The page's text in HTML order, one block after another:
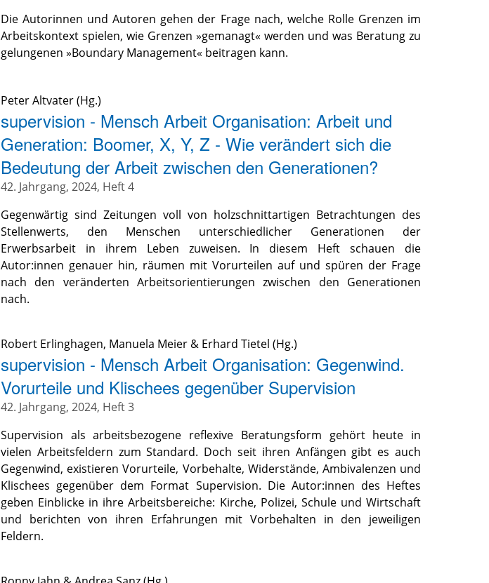
Die Autorinnen und Autoren gehen der Frage nach, welche Rolle Grenzen im
Arbeitskontext spielen, wie Grenzen »gemanagt« werden und was Beratung zu
gelungenen »Boundary Management« beitragen kann.
Peter Altvater(Hg.)
supervision - Mensch Arbeit Organisation: Arbeit und
Generation: Boomer, X, Y, Z - Wie verändert sich die
Bedeutung der Arbeit zwischen den Generationen?
42. Jahrgang, 2024, Heft 4
Gegenwärtig sind Zeitungen voll von holzschnittartigen Betrachtungen des
Stellenwerts, den Menschen unterschiedlicher Generationen der
Erwerbsarbeit in ihrem Leben zuweisen. In diesem Heft schauen die
Autor:innen genauer hin, räumen mit Vorurteilen auf und spüren der Frage
nach den veränderten Arbeitsorientierungen zwischen den Generationen
nach.
Robert Erlinghagen, Manuela Meier & Erhard Tietel (Hg.)
supervision - Mensch Arbeit Organisation: Gegenwind.
Vorurteile und Klischees gegenüber Supervision
42. Jahrgang, 2024, Heft 3
Supervision als arbeitsbezogene reflexive Beratungsform gehört heute in
vielen Arbeitsfeldern zum Standard. Doch seit ihren Anfängen gibt es auch
Gegenwind, existieren Vorurteile, Vorbehalte, Widerstände, Ambivalenzen und
Klischees gegenüber dem Format Supervision. Die Autor:innen des Heftes
geben Einblicke in ihre Arbeitsbereiche: Kirche, Polizei, Schule und Wirtschaft
und berichten von ihren Erfahrungen mit Vorbehalten in den jeweiligen
Feldern.